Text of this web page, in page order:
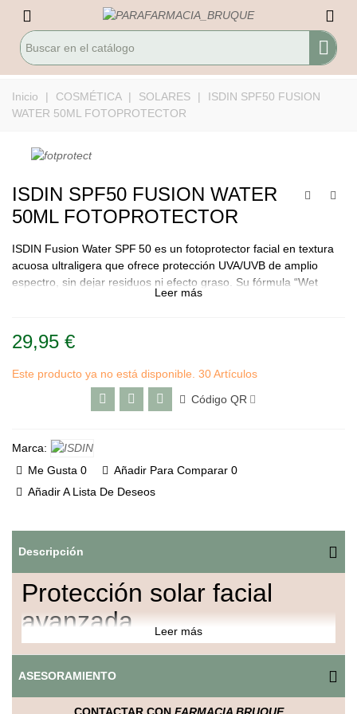
Inicio | COSMÉTICA | SOLARES |
ISDIN SPF50 FUSION
WATER 50ML FOTOPROTECTOR
ISDIN SPF50 FUSION WATER
50ML FOTOPROTECTOR
ISDIN Fusion Water SPF 50 es un fotoprotector facial en textura
acuosa ultraligera que ofrece protección UVA/UVB de amplio
espectro, sin dejar residuos ni efecto graso. Su fórmula “Wet
Skin” permite aplicarlo sobre piel húmeda. No irrita los ojos y es
Leer más
29,95 €
Este producto ya no está disponible. 30 Artículos
Código QR
Marca:
Me Gusta 0 Añadir Para Comparar 0
Añadir A Lista De Deseos
Descripción
Protección solar facial
avanzada
para el cuidado diario de tu piel. Su fórmula innovadora ha
sido desarrollada especialmente para uso facial, ofreciendo
Leer más
ASESORAMIENTO